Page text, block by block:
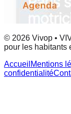
© 2026 Vivop •
pour les habitants
Accueil Mentions
confidentialité